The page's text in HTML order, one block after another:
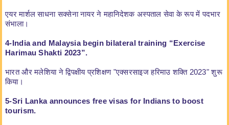
एयर मार्शल साधना सक्सेना नायर ने महानिदेशक अस्पताल सेवा के रूप में पदभार
संभाला।
4-India and Malaysia begin bilateral training “Exercise
Harimau Shakti 2023”.
भारत और मलेशिया ने द्विपक्षीय प्रशिक्षण "एक्सरसाइज हरिमाउ शक्ति 2023" शुरू
किया।
5-Sri Lanka announces free visas for Indians to boost
tourism.